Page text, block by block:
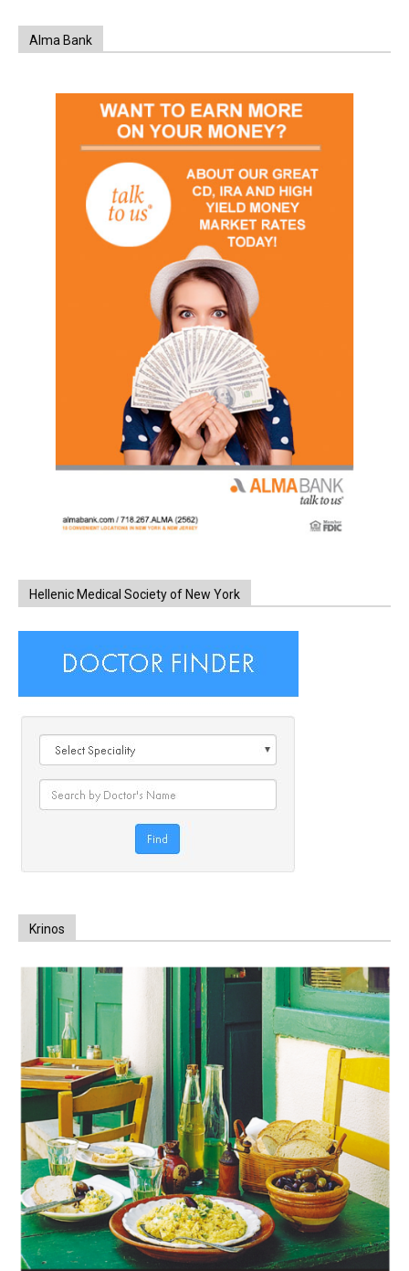
Alma Bank
Hellenic Medical Society of New York
Krinos